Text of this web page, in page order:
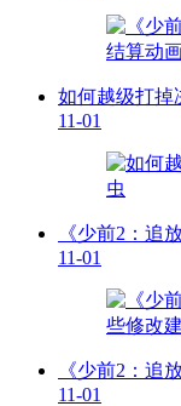
如何越级打掉
11-01
《少前2：追
11-01
《少前2：追
11-01